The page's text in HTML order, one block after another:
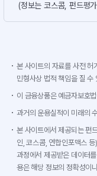
(정보는 코스콤, 펀드평
본 사이트의 자료를 사전 허
민형사상 법적 책임을 질 수
이 금융상품은 예금자보호
과거의 운용실적이 미래의
본 사이트에서 제공되는 펀
인, 코스콤, 연합인포맥스
과정에서 제공받은 데이터
용은 해당 정보의 정확성이